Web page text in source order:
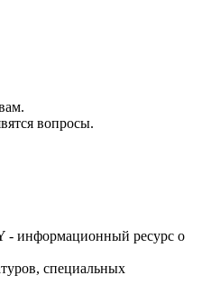
вопросы.
- информационный ресурс о
специальных